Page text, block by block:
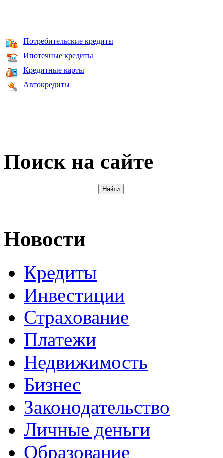
Потребительские кредиты
Ипотечные кредиты
Кредитные карты
Автокредиты
Поиск на сайте
Новости
Кредиты
Инвестиции
Страхование
Платежи
Недвижимость
Бизнес
Законодательство
Личные деньги
Образование